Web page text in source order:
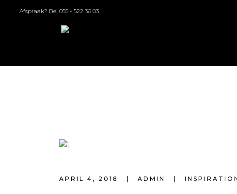
Afspraak? Bel 055 - 522 36 03
APRIL 4, 2018 ADMIN